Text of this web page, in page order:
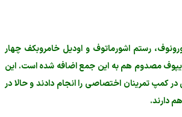
رستم اشورماتوف و اودیل خامروبکف چهار
مصدوم هم به این جمع اضافه شده است. این
در کمپ تمرینان اختصاصی را انجام دادند و حالا در
دارند.